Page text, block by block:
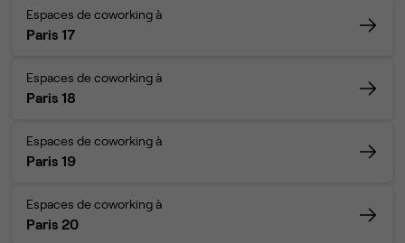
Espaces de coworking à
Paris 17
Espaces de coworking à
Paris 18
Espaces de coworking à
Paris 19
Espaces de coworking à
Paris 20